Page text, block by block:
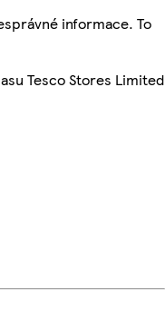
informace. To
Tesco Stores Limited